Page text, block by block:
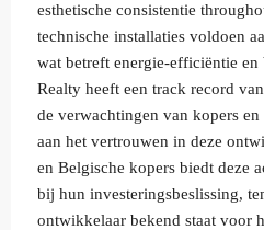
esthetische consistentie
technische installaties voldoen
wat betreft energie-efficiëntie
Realty heeft een track record
de verwachtingen van kopers
aan het vertrouwen in deze
en Belgische kopers biedt deze
bij hun investeringsbeslissing,
ontwikkelaar bekend staat voor